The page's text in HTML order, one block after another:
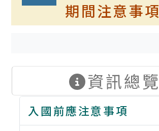
期間注意事項
資訊總覽
入國前應注意事項